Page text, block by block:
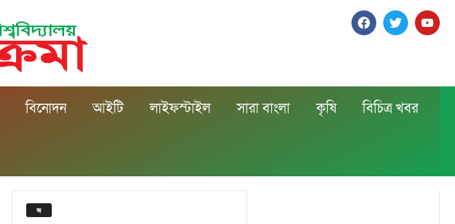
বিনোদন আইটি লাইফস্টাইল সারা বাংলা কৃষি বিচিত্র খবর
জ